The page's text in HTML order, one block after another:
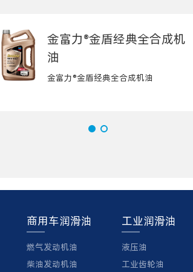
金富力®金盾经典全合成机
油
金富力®金盾经典全合成机油
商用车润滑油
燃气发动机油
柴油发动机油
工业润滑油
液压油
工业齿轮油